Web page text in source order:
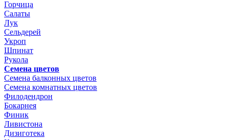
Горчица
Салаты
Лук
Сельдерей
Укроп
Шпинат
Рукола
Семена цветов
Семена балконных цветов
Семена комнатных цветов
Филодендрон
Бокарнея
Финик
Ливистона
Дизиготека